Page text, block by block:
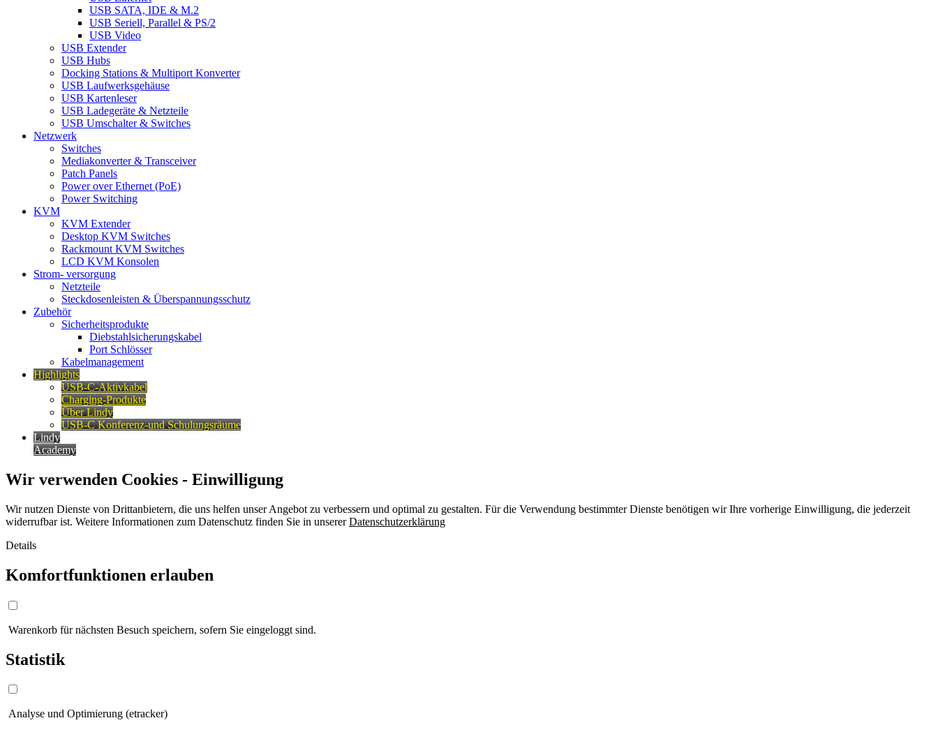
USB SATA, IDE & M.2
USB Seriell, Parallel & PS/2
USB Video
USB Extender
USB Hubs
Docking Stations & Multiport Konverter
USB Laufwerksgehäuse
USB Kartenleser
USB Ladegeräte & Netzteile
USB Umschalter & Switches
Netzwerk
Switches
Mediakonverter & Transceiver
Patch Panels
Power over Ethernet (PoE)
Power Switching
KVM
KVM Extender
Desktop KVM Switches
Rackmount KVM Switches
LCD KVM Konsolen
Strom- versorgung
Netzteile
Steckdosenleisten & Überspannungsschutz
Zubehör
Sicherheitsprodukte
Diebstahlsicherungskabel
Port Schlösser
Kabelmanagement
Highlights
USB-C-Aktivkabel
Charging-Produkte
Über Lindy
USB-C Konferenz-und Schulungsräume
Lindy
Academy
Wir verwenden Cookies - Einwilligung
Wir nutzen Dienste von Drittanbietern, die uns helfen unser Angebot zu verbessern und optimal zu gestalten. Für die Verwendung bestimmter Dienste benötigen wir Ihre vorherige Einwilligung, die jederzeit
widerrufbar ist. Weitere Informationen zum Datenschutz finden Sie in unsererDatenschutzerklärung
Details
Komfortfunktionen erlauben
Warenkorb für nächsten Besuch speichern, sofern Sie eingeloggt sind.
Statistik
Analyse und Optimierung (etracker)